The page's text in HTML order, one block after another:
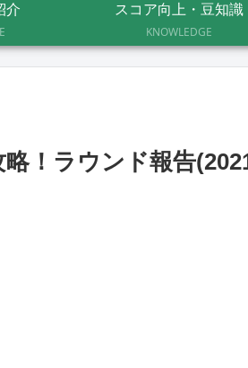
介
スコア向上・豆知識
KNOWLEDGE
！ラウンド報告